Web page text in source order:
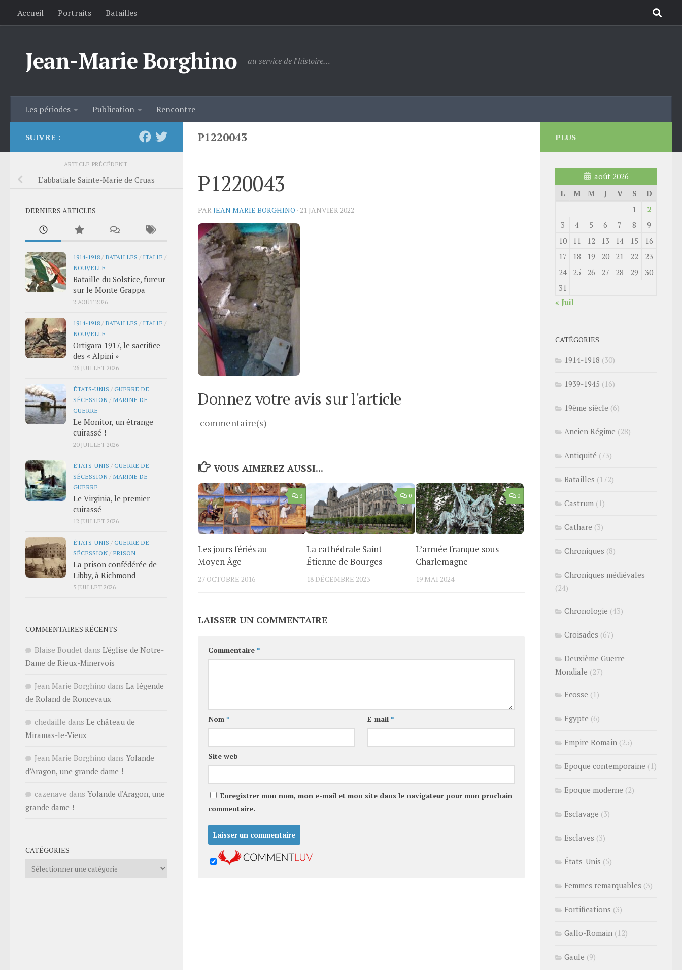
Skip to content
Accueil Portraits Batailles
Jean-Marie Borghino au service de l'histoire…
Les périodes Publication Rencontre
P1220043
P1220043
PAR JEAN MARIE BORGHINO · 21 JANVIER 2022
Donnez votre avis sur l'article
commentaire(s)
VOUS AIMEREZ AUSSI...
3
Les jours fériés au
Moyen Âge
27 OCTOBRE 2016
0
La cathédrale Saint
Étienne de Bourges
18 DÉCEMBRE 2023
0
L’armée franque sous
Charlemagne
19 MAI 2024
LAISSER UN COMMENTAIRE
Commentaire *
Nom * E-mail *
Site web
Enregistrer mon nom, mon e-mail et mon site dans le navigateur pour mon prochain
commentaire.
SUIVRE :
ARTICLE PRÉCÉDENT
L’abbatiale Sainte-Marie de Cruas
DERNIERS ARTICLES
1914-1918 / BATAILLES / ITALIE /
NOUVELLE
Bataille du Solstice, fureur
sur le Monte Grappa
2 AOÛT 2026
1914-1918 / BATAILLES / ITALIE /
NOUVELLE
Ortigara 1917, le sacrifice
des « Alpini »
26 JUILLET 2026
ÉTATS-UNIS /GUERRE DE
SÉCESSION / MARINE DE
GUERRE
Le Monitor, un étrange
cuirassé !
20 JUILLET 2026
ÉTATS-UNIS /GUERRE DE
SÉCESSION / MARINE DE
GUERRE
Le Virginia, le premier
cuirassé
12 JUILLET 2026
ÉTATS-UNIS /GUERRE DE
SÉCESSION / PRISON
La prison confédérée de
Libby, à Richmond
5 JUILLET 2026
COMMENTAIRES RÉCENTS
Blaise Boudet dans L’église de Notre-
Dame de Rieux-Minervois
Jean Marie Borghino dans La légende
de Roland de Roncevaux
chedaille dans Le château de
Miramas-le-Vieux
Jean Marie Borghino dans Yolande
d’Aragon, une grande dame !
cazenave dans Yolande d’Aragon, une
grande dame !
CATÉGORIES
Catégories
PLUS
août 2026
L
M M J V S
D
1
2
3
4 5 6 7 8
9
10
11 12 13 14 15
16
17
18 19 20 21 22
23
24
25 26 27 28 29
30
31
« Juil
CATÉGORIES
1914-1918 (30)
1939-1945 (16)
19ème siècle (6)
Ancien Régime (28)
Antiquité (73)
Batailles (172)
Castrum (1)
Cathare (3)
Chroniques (8)
Chroniques médiévales
(24)
Chronologie (43)
Croisades (67)
Deuxième Guerre
Mondiale (27)
Ecosse (1)
Egypte (6)
Empire Romain (25)
Epoque contemporaine (1)
Epoque moderne (2)
Esclavage (3)
Esclaves (3)
États-Unis (5)
Femmes remarquables (3)
Fortifications (3)
Gallo-Romain (12)
Gaule (9)